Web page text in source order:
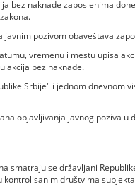
bez naknade zaposlenima
pozivom obaveštava
vremenu i mestu upisa
akcija bez naknade.
Srbije" i jednom dnevnom
objavljivanja javnog poziva u
smatraju se državljani
kontrolisanim društvima